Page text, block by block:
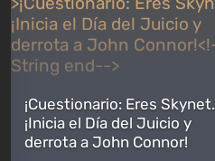
¡Cuestionario: Eres Skynet.
¡Inicia el Día del Juicio y
derrota a John Connor!